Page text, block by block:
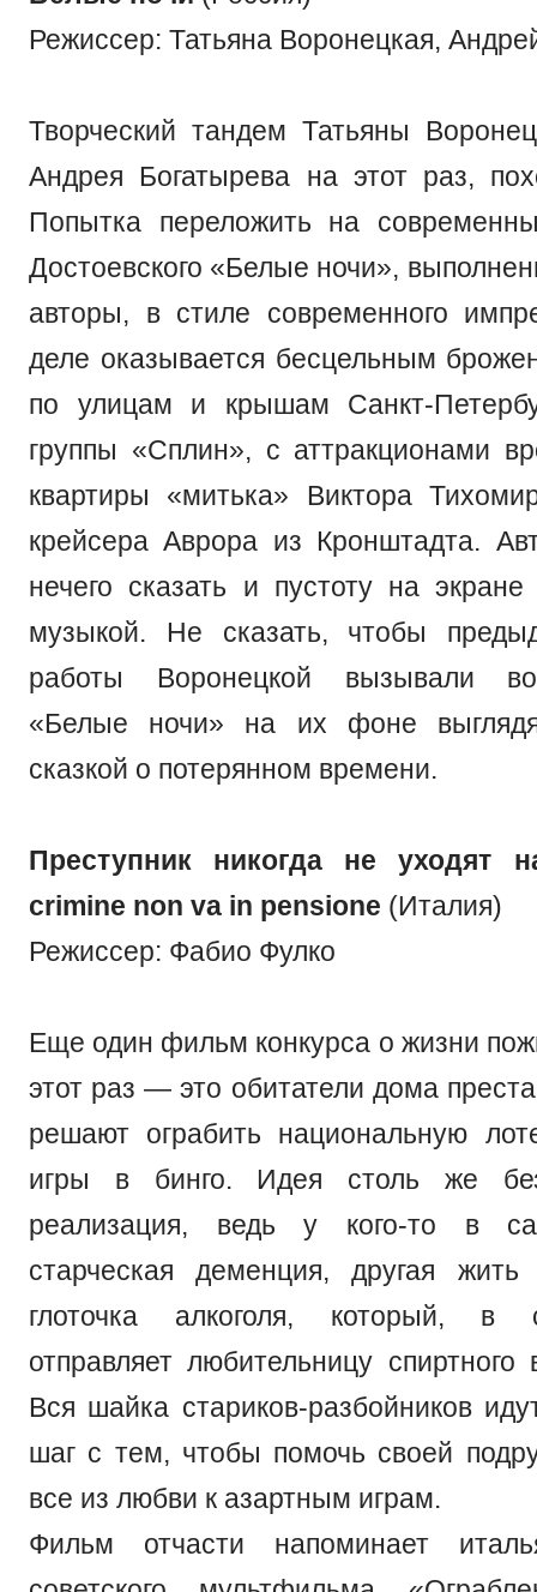
Режиссер: Татьяна Воронецкая,
Творческий тандем Татьяны
Андрея Богатырева на этот раз,
Попытка переложить на
Достоевского «Белые ночи»,
авторы, в стиле современного
деле оказывается бесцельным
по улицам и крышам Санкт-
группы «Сплин», с аттракционами
квартиры «митька» Виктора
крейсера Аврора из Кронштадта.
нечего сказать и пустоту на
музыкой. Не сказать, чтобы
работы Воронецкой вызывали
«Белые ночи» на их фоне
сказкой о потерянном времени.
Преступник никогда не уходят
crimine non va in pensione (Италия)
Режиссер: Фабио Фулко
Еще один фильм конкурса о жизни
этот раз — это обитатели дома
решают ограбить национальную
игры в бинго. Идея столь же
реализация, ведь у кого-то в
старческая деменция, другая
глоточка алкоголя, который, в
отправляет любительницу спиртного
Вся шайка стариков-разбойников
шаг с тем, чтобы помочь своей
все из любви к азартным играм.
Фильм отчасти напоминает